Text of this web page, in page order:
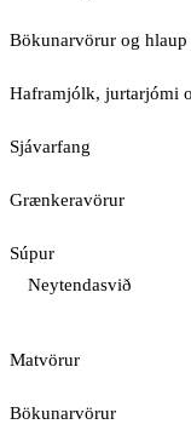
Bökunarvörur og hlaup
Haframjólk, jurtarjómi
Sjávarfang
Grænkeravörur
Súpur
Neytendasvið
Matvörur
Bökunarvörur